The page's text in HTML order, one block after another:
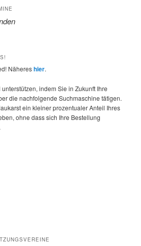
Nähereshier.
indem Sie in Zukunft Ihre
die nachfolgende Suchmaschine tätigen.
ein kleiner prozentualer Anteil Ihres
ohne dass sich Ihre Bestellung